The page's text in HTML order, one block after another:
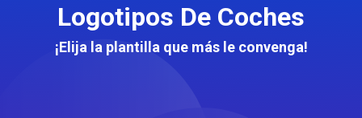
Logotipos De Coches
¡Elija la plantilla que más le convenga!